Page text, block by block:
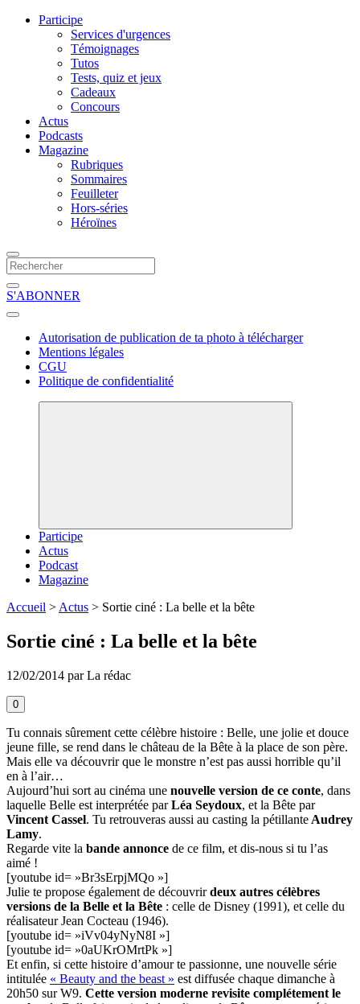
Participe
Services d'urgences
Témoignages
Tutos
Tests, quiz et jeux
Cadeaux
Concours
Actus
Podcasts
Magazine
Rubriques
Sommaires
Feuilleter
Hors-séries
Héroïnes
S'ABONNER
Autorisation de publication de ta photo à télécharger
Mentions légales
CGU
Politique de confidentialité
Participe
Actus
Podcast
Magazine
Accueil > Actus > Sortie ciné : La belle et la bête
Sortie ciné : La belle et la bête
12/02/2014 par La rédac
0
Tu connais sûrement cette célèbre histoire : Belle, une jolie et douce
jeune fille, se rend dans le château de la Bête à la place de son père.
Mais elle va découvrir que le monstre n’est pas aussi horrible qu’il
en à l’air…
Aujourd’hui sort au cinéma une nouvelle version de ce conte, dans
laquelle Belle est interprétée parLéa Seydoux, et la Bête par
Vincent Cassel. Tu retrouveras aussi au casting la pétillante Audrey
Lamy.
Regarde vite la bande annonce de ce film, et dis-nous si tu l’as
aimé !
[youtube id= »Br3sErpjMQo »]
Julie te propose également de découvrirdeux autres célèbres
versions de la Belle et la Bête : celle de Disney (1991), et celle du
réalisateur Jean Cocteau (1946).
[youtube id= »iVv04yNyN8I »]
[youtube id= »0aUKrOMrtPk »]
Et enfin, si cette histoire d’amour te passionne, une nouvelle série
intitulée « Beauty and the beast » est diffusée chaque dimanche à
20h50 sur W9. Cette version moderne revisite complétement le